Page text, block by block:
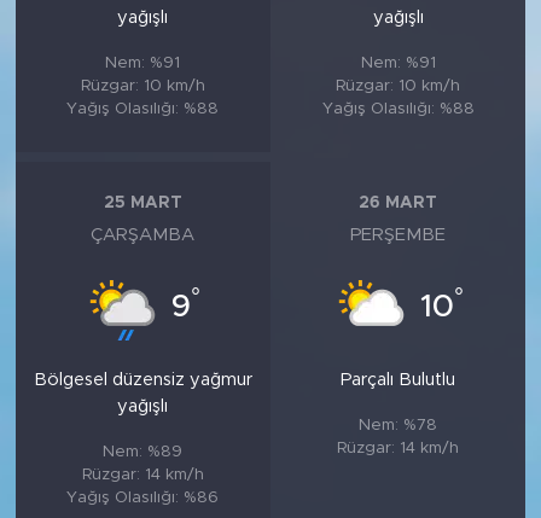
yağışlı
Nem: %91
Rüzgar: 10 km/h
Yağış Olasılığı: %88
yağışlı
Nem: %91
Rüzgar: 10 km/h
Yağış Olasılığı: %88
25 MART
ÇARŞAMBA
9°
Bölgesel düzensiz yağmur
yağışlı
Nem: %89
Rüzgar: 14 km/h
Yağış Olasılığı: %86
26 MART
PERŞEMBE
10°
Parçalı Bulutlu
Nem: %78
Rüzgar: 14 km/h